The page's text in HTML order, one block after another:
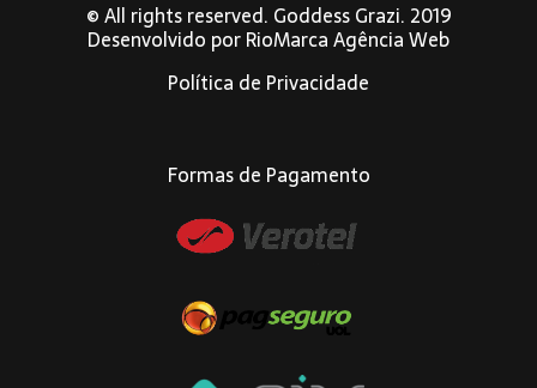
© All rights reserved. Goddess Grazi. 2019
Desenvolvido porRioMarca Agência Web
Política de Privacidade
Formas de Pagamento